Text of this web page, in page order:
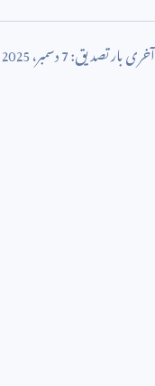
آخری بار تصدیق:7دسمبر،2025